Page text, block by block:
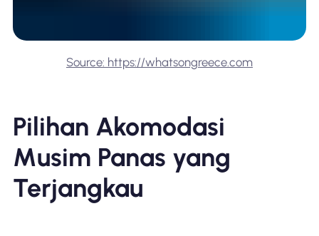
Source: https://whatsongreece.com
Pilihan Akomodasi
Musim Panas yang
Terjangkau